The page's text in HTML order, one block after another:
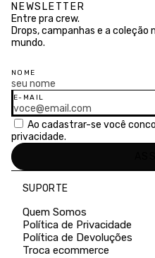
NEWSLETTER
Entre pra crew.
Drops, campanhas e a
mundo.
NOME
E-MAIL
Ao cadastrar-se você
privacidade.
SUPORTE
Quem Somos
Política de Privacidade
Política de Devoluções
Troca ecommerce